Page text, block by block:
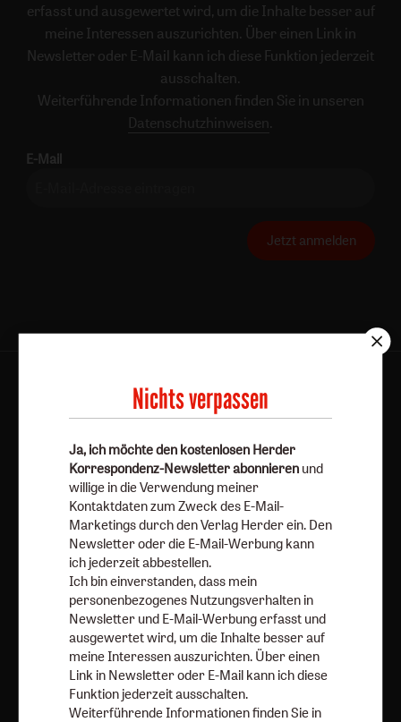
erfasst und ausgewertet wird, um die Inhalte besser auf
meine Interessen auszurichten. Über einen Link in
Newsletter oder E-Mail kann ich diese Funktion jederzeit
ausschalten.
Weiterführende Informationen finden Sie in unseren
Datenschutzhinweisen .
E-Mail
Jetzt anmelden
AGB und Widerrufsbelehrung
Datenschutz
Barrierefreiheit
Impressum
Vertrag widerrufen Abo online kündigen
Nach oben
Nichts verpassen
Ja, ich möchte den kostenlosen Herder
Korrespondenz-Newsletter abonnieren und
willige in die Verwendung meiner
Kontaktdaten zum Zweck des E-Mail-
Marketings durch den Verlag Herder ein. Den
Newsletter oder die E-Mail-Werbung kann
ich jederzeit abbestellen.
Ich bin einverstanden, dass mein
personenbezogenes Nutzungsverhalten in
Newsletter und E-Mail-Werbung erfasst und
ausgewertet wird, um die Inhalte besser auf
meine Interessen auszurichten. Über einen
Link in Newsletter oder E-Mail kann ich diese
Funktion jederzeit ausschalten.
Weiterführende Informationen finden Sie in